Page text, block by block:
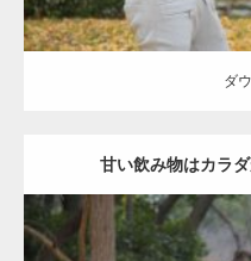
ダ
甘い飲み物はカラ